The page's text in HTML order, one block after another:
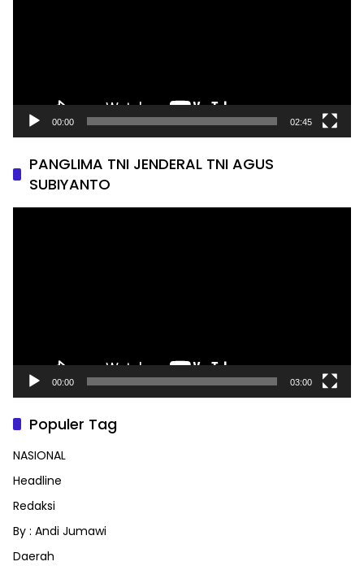
00:00 02:45
PANGLIMA TNI JENDERAL TNI AGUS
SUBIYANTO
00:00 03:00
Populer Tag
NASIONAL
Headline
Redaksi
By : Andi Jumawi
Daerah